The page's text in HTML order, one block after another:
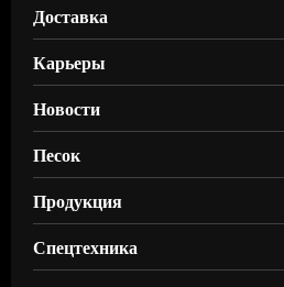
Доставка
Карьеры
Новости
Песок
Продукция
Спецтехника